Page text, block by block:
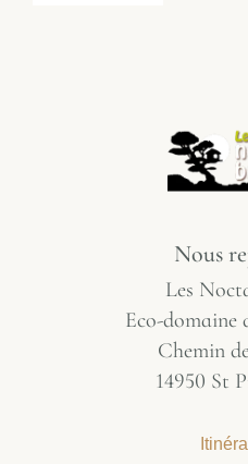
Nous
Les
Eco-domaine
Chemin
14950 St